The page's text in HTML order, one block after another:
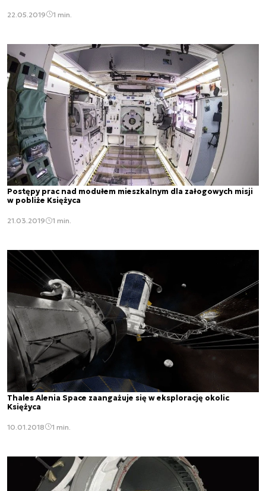
22.05.2019 1 min.
Postępy prac nad modułem mieszkalnym dla załogowych misji
w pobliże Księżyca
21.03.2019 1 min.
Thales Alenia Space zaangażuje się w eksplorację okolic
Księżyca
10.01.2018 1 min.